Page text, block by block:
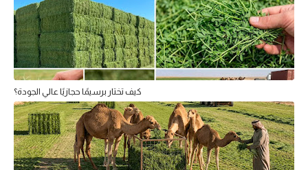
كيف تختار برسيمًا حجازيًا عالي الجودة؟